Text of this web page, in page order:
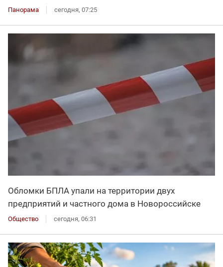
Панорама сегодня, 07:25
Обломки БПЛА упали на территории двух
предприятий и частного дома в Новороссийске
Общество сегодня, 06:31